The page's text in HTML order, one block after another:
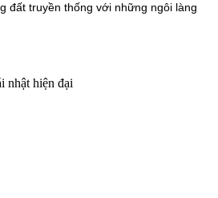
đất truyền thống với những ngôi làng